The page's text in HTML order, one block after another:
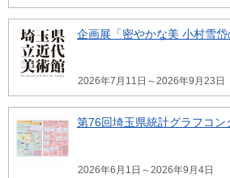
企画展「密やかな美 小村雪
2026年7月11日～2026年9月23日
第76回埼玉県統計グラフコン
2026年6月1日～2026年9月4日